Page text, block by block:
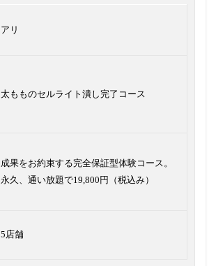
アリ
太もものセルライト潰し完了コース
成果をお約束する完全保証型体験コース。
永久、通い放題で19,800円（税込み）
5店舗